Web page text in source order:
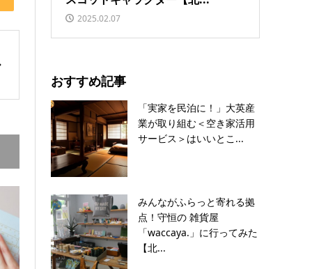
2025.02.07
おすすめ記事
「実家を民泊に！」大英産
業が取り組む＜空き家活用
サービス＞はいいとこ...
みんながふらっと寄れる拠
点！守恒の 雑貨屋
「waccaya.」に行ってみた
【北...